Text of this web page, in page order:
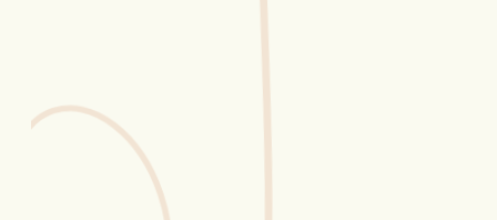
Blüten-Finder
Phänologie-Radar